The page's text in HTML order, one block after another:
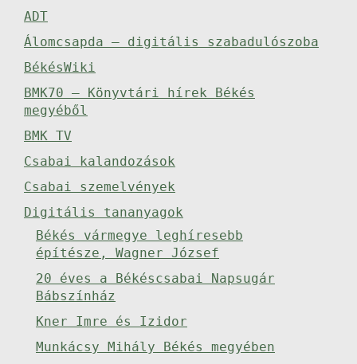
ADT
Álomcsapda – digitális szabadulószoba
BékésWiki
BMK70 – Könyvtári hírek Békés
megyéből
BMK TV
Csabai kalandozások
Csabai szemelvények
Digitális tananyagok
Békés vármegye leghíresebb
építésze, Wagner József
20 éves a Békéscsabai Napsugár
Bábszínház
Kner Imre és Izidor
Munkácsy Mihály Békés megyében